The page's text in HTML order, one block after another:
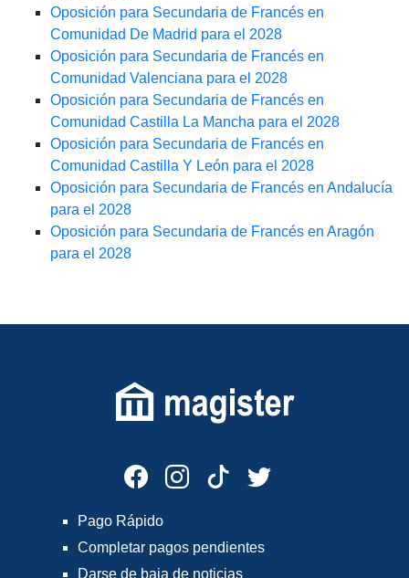
Oposición para Secundaria de Francés en
Comunidad De Madrid para el 2028
Oposición para Secundaria de Francés en
Comunidad Valenciana para el 2028
Oposición para Secundaria de Francés en
Comunidad Castilla La Mancha para el 2028
Oposición para Secundaria de Francés en
Comunidad Castilla Y León para el 2028
Oposición para Secundaria de Francés en Andalucía
para el 2028
Oposición para Secundaria de Francés en Aragón
para el 2028
Pago Rápido
Completar pagos pendientes
Darse de baja de noticias